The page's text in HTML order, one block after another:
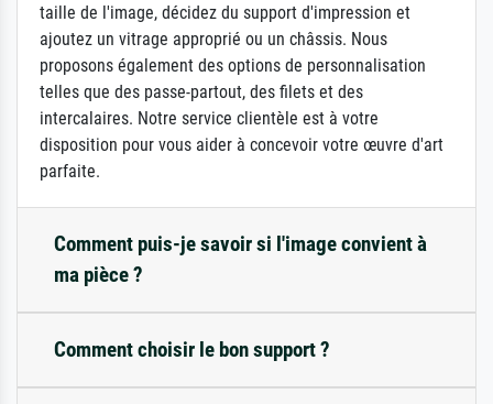
taille de l'image, décidez du support d'impression et
ajoutez un vitrage approprié ou un châssis. Nous
proposons également des options de personnalisation
telles que des passe-partout, des filets et des
intercalaires. Notre service clientèle est à votre
disposition pour vous aider à concevoir votre œuvre d'art
parfaite.
Comment puis-je savoir si l'image convient à
ma pièce ?
Comment choisir le bon support ?